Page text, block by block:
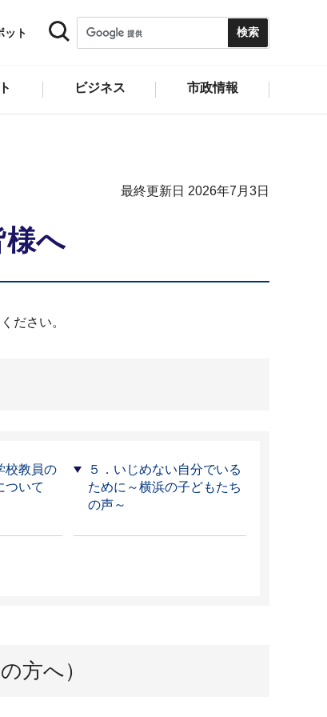
ット
ビジネス 市政情報
最終更新日 2026年7月3日
様へ
ださい。
校教員の
ついて
５．いじめない自分でいる
ために～横浜の子どもたち
の声～
方へ）